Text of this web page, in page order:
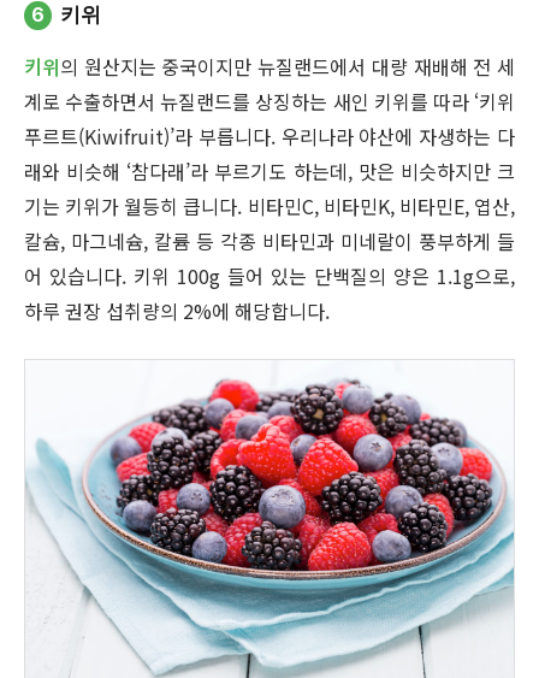
6 키위
키위의 원산지는 중국이지만 뉴질랜드에서 대량 재배해 전 세
계로 수출하면서 뉴질랜드를 상징하는 새인 키위를 따라 ‘키위
푸르트(Kiwifruit)’라 부릅니다. 우리나라 야산에 자생하는 다
래와 비슷해 ‘참다래’라 부르기도 하는데, 맛은 비슷하지만 크
기는 키위가 월등히 큽니다. 비타민C, 비타민K, 비타민E, 엽산,
칼슘, 마그네슘, 칼륨 등 각종 비타민과 미네랄이 풍부하게 들
어 있습니다. 키위 100g 들어 있는 단백질의 양은 1.1g으로,
하루 권장 섭취량의 2%에 해당합니다.